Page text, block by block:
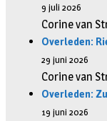
9 juli 2026
Corine van
Overleden:
29 juni 2026
Corine van
Overleden:
19 juni 2026